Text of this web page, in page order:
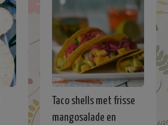
Taco shells met frisse
mangosalade en